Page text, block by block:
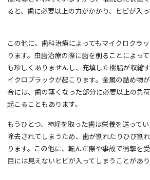
ると、歯に必要以上の力がかかり、ヒビが入っ
この他に、歯科治療によってもマイクロクラ
ります。虫歯治療の際に歯を削ることによっ
も珍しくありませんし、充填した樹脂が収縮
イクロプラックが起こります。金属の詰め物
合には、歯の薄くなった部分に必要以上の負
起こることもあります。
もうひとつ、神経を取った歯は栄養を送って
除去されてしまうため、歯が割れたりひび割
ります。この他に、転んだ際や事故で衝撃を
目には見えないヒビが入ってしまうことがあり